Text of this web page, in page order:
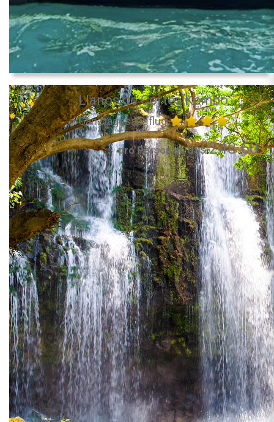
Llanos de Cortés Kombo
Ganztagesausflug
pro Person ab US$248.60